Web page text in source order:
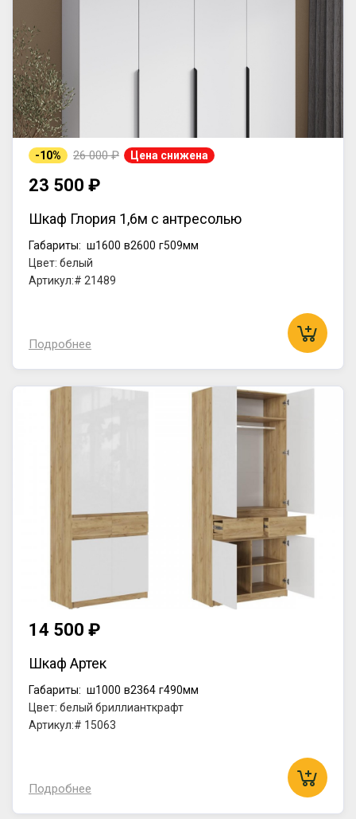
-10% 26 000 ₽ Цена снижена
23 500 ₽
Шкаф Глория 1,6м с антресолью
Габариты: ш1600 в2600 г509мм
Цвет: белый
Артикул:# 21489
Подробнее
14 500 ₽
Шкаф Артек
Габариты: ш1000 в2364 г490мм
Цвет: белый бриллианткрафт
Артикул:# 15063
Подробнее